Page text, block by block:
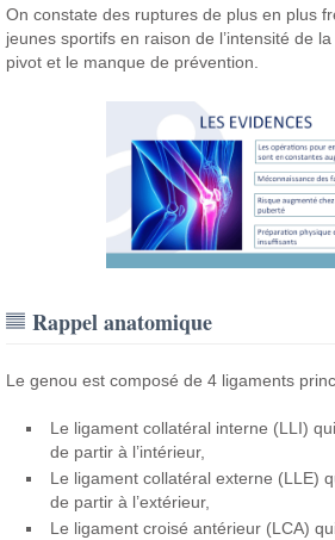
On constate des ruptures de plus en plus
jeunes sportifs en raison de l’intensité de
pivot et le manque de prévention.
Rappel anatomique
Le genou est composé de 4 ligaments
Le ligament collatéral interne (LLI)
de partir à l’intérieur,
Le ligament collatéral externe (LLE)
de partir à l’extérieur,
Le ligament croisé antérieur (LCA)